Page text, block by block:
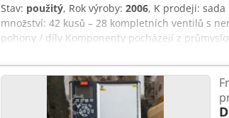
Stav: použitý, Rok výroby: 2006, K prodeji: sada
množství: 42 kusů – 28 kompletních ventilů s
pohony / díly Komponenty pocházejí z
jednotek byla zkontrolována, několik
jednotek nebyla provedena. Vhodné pro: –
chemický průmysl – vodní a procesní
obdobných jednotek Festo: cca 150–300 € za
průmyslové údržby. Přednostně prodej jako